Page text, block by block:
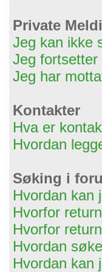
Private
Jeg kan ikke
Jeg
Jeg har
Kontakter
Hva er
Hvordan
Søking i
Hvordan kan
Hvorfor
Hvorfor
Hvordan
Hvordan kan